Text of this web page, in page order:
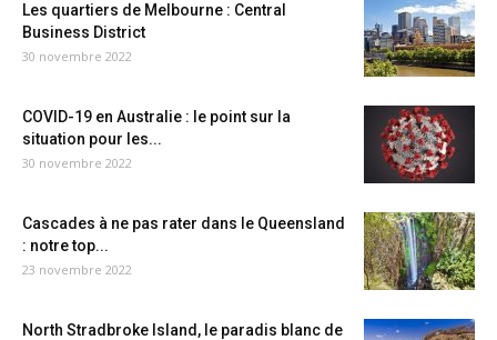
Les quartiers de Melbourne : Central
Business District
30 novembre 2022
COVID-19 en Australie : le point sur la
situation pour les...
30 novembre 2022
Cascades à ne pas rater dans le Queensland
: notre top...
23 novembre 2022
North Stradbroke Island, le paradis blanc de